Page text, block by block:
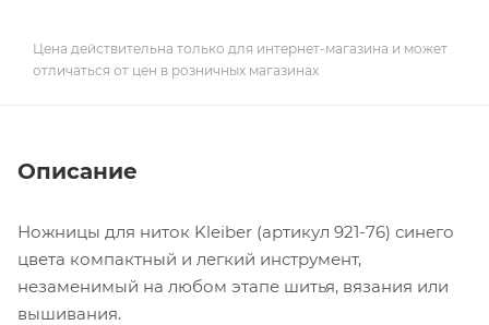
Цена действительна только для интернет-магазина и может
отличаться от цен в розничных магазинах
Описание
Ножницы для ниток Kleiber (артикул 921-76) синего
цвета компактный и легкий инструмент,
незаменимый на любом этапе шитья, вязания или
вышивания.